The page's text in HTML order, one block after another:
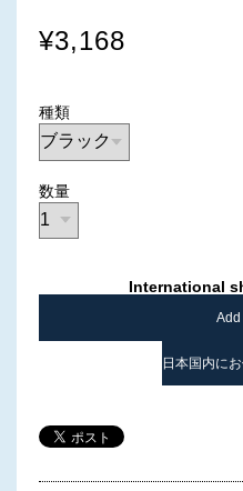
¥3,168
種類
数量
International
Add
日本国内に